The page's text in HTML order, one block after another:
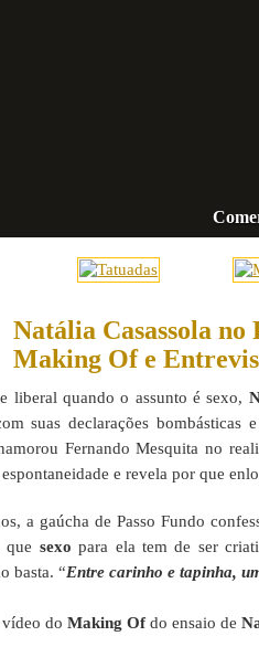
Natália Casassola no
Making Of e
liberal quando o assunto é sexo,
suas declarações bombásticas
Fernando Mesquita no
e revela por que
a gaúcha de Passo Fundo
que sexo para ela tem de ser
basta. “Entre carinho e tapinha,
vídeo do Making Ofdo ensaio de